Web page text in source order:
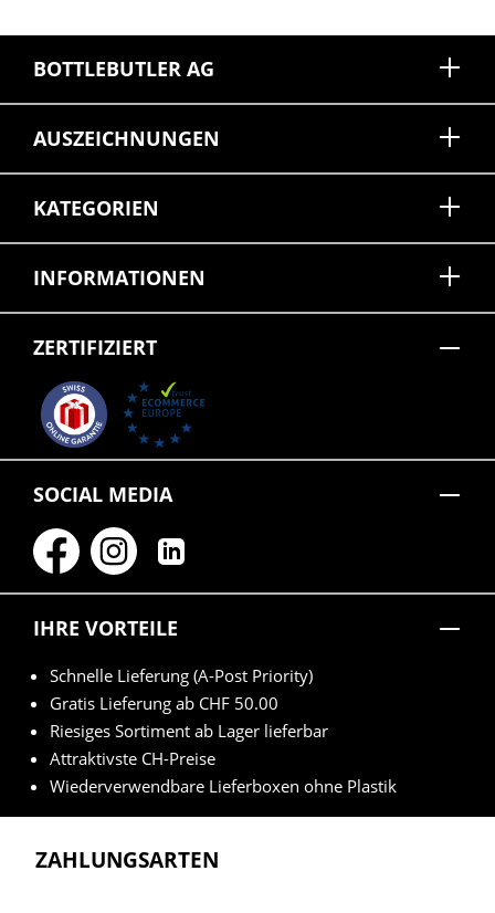
BOTTLEBUTLER AG
AUSZEICHNUNGEN
KATEGORIEN
INFORMATIONEN
ZERTIFIZIERT
SOCIAL MEDIA
IHRE VORTEILE
Schnelle Lieferung (A-Post Priority)
Gratis Lieferung ab CHF 50.00
Riesiges Sortiment ab Lager lieferbar
Attraktivste CH-Preise
Wiederverwendbare Lieferboxen ohne Plastik
ZAHLUNGSARTEN